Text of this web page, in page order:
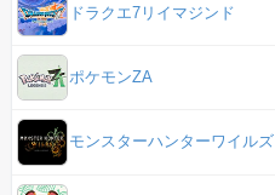
ドラクエ7リイマジンド
ポケモンZA
モンスターハンターワイルズ